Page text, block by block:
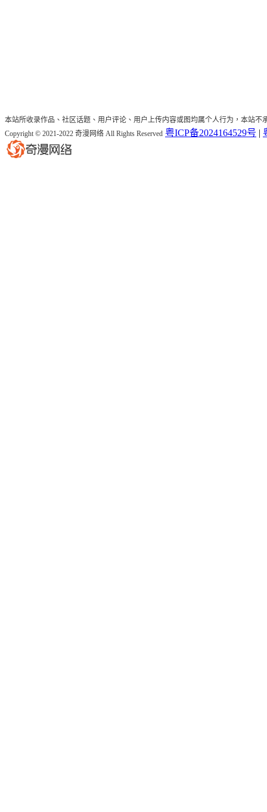
本站所收录作品、社区话题、用户评论、用户上传内容或图均属个人行为，本站不
Copyright © 2021-2022 奇漫网络 All Rights Reserved 粤ICP备2024164529号 |